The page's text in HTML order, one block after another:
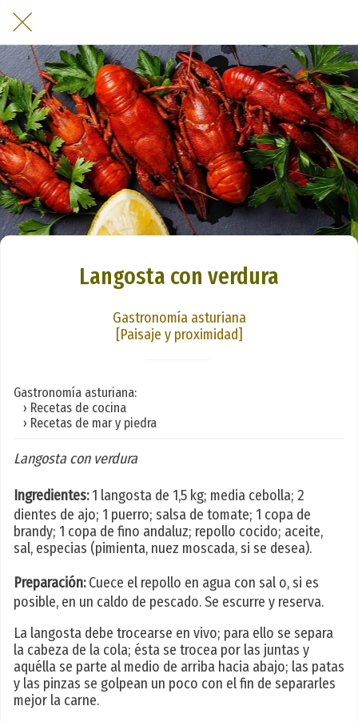
Langosta con verdura
Gastronomía asturiana
[Paisaje y proximidad]
Gastronomía asturiana:
› Recetas de cocina
› Recetas de mar y piedra
Langosta con verdura
Ingredientes:1 langosta de 1,5 kg; media cebolla; 2
dientes de ajo; 1 puerro; salsa de tomate; 1 copa de
brandy; 1 copa de fino andaluz; repollo cocido; aceite,
sal, especias (pimienta, nuez moscada, si se desea).
Preparación:Cuece el repollo en agua con sal o, si es
posible, en un caldo de pescado. Se escurre y reserva.
La langosta debe trocearse en vivo; para ello se separa
la cabeza de la cola; ésta se trocea por las juntas y
aquélla se parte al medio de arriba hacia abajo; las patas
y las pinzas se golpean un poco con el fin de separarles
mejor la carne.